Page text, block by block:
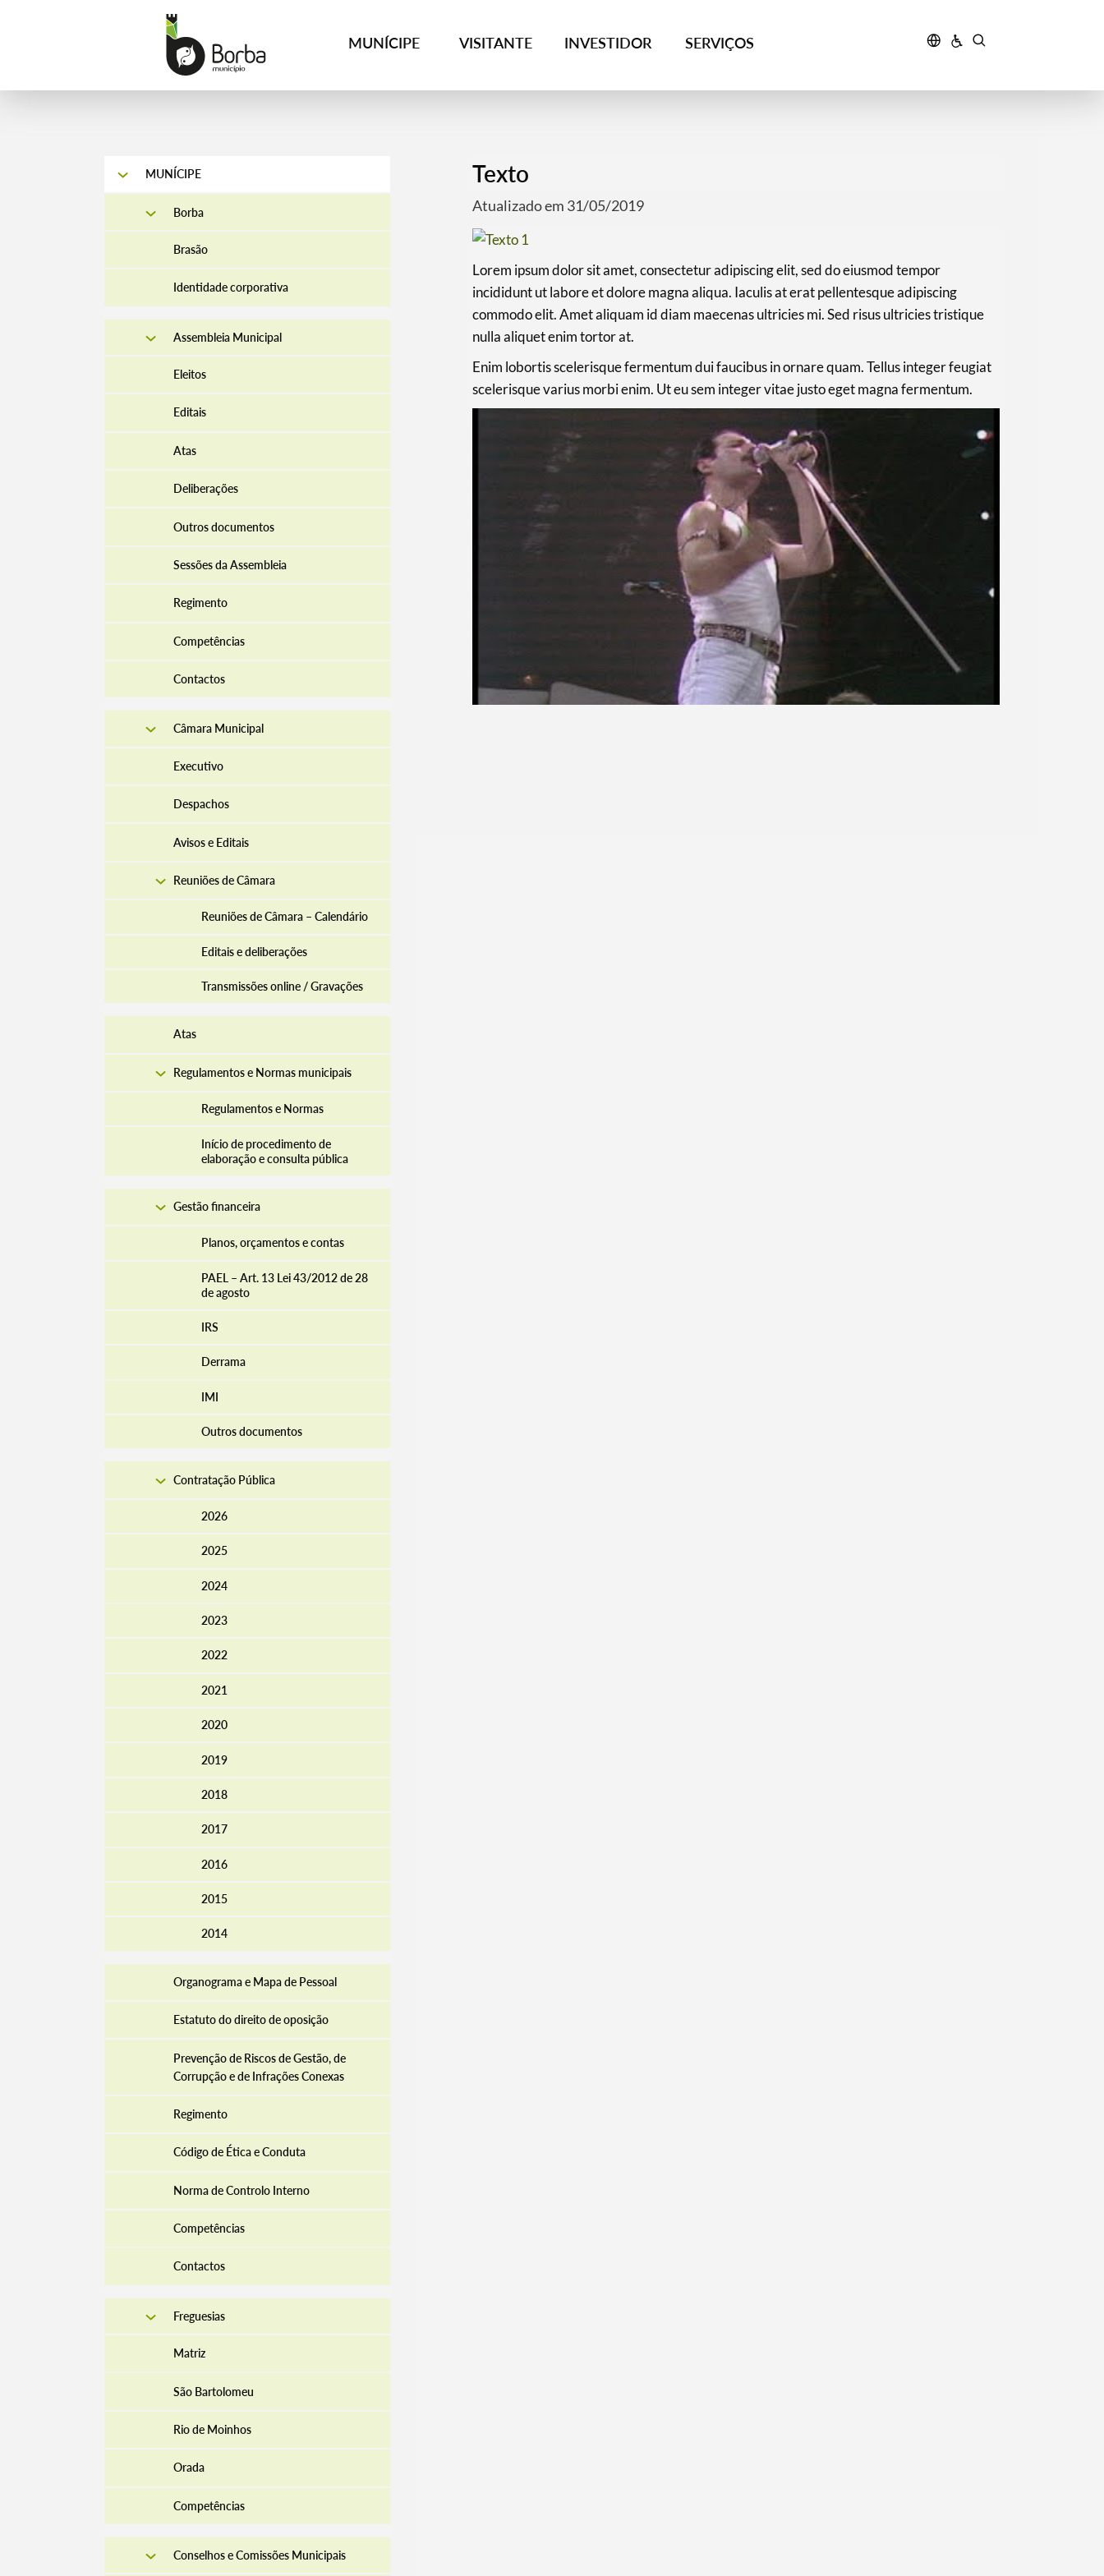
MUNÍCIPE VISITANTE INVESTIDOR SERVIÇOS
Termo de Pesquisa
Categorias gerais
Filtros
MUNÍCIPE
Borba
Brasão
Identidade corporativa
Assembleia Municipal
Eleitos
Editais
Atas
Deliberações
Outros documentos
Sessões da Assembleia
Regimento
Competências
Contactos
Câmara Municipal
Executivo
Despachos
Avisos e Editais
Reuniões de Câmara
Reuniões de Câmara – Calendário
Editais e deliberações
Transmissões online / Gravações
Atas
Regulamentos e Normas municipais
Regulamentos e Normas
Início de procedimento de
elaboração e consulta pública
Gestão financeira
Planos, orçamentos e contas
PAEL – Art. 13 Lei 43/2012 de 28
de agosto
IRS
Derrama
IMI
Outros documentos
Contratação Pública
2026
2025
2024
2023
2022
2021
2020
2019
2018
2017
2016
2015
2014
Organograma e Mapa de Pessoal
Estatuto do direito de oposição
Prevenção de Riscos de Gestão, de
Corrupção e de Infrações Conexas
Regimento
Código de Ética e Conduta
Norma de Controlo Interno
Competências
Contactos
Freguesias
Matriz
São Bartolomeu
Rio de Moinhos
Orada
Competências
Conselhos e Comissões Municipais
Texto
Atualizado em 31/05/2019
Lorem ipsum dolor sit amet, consectetur adipiscing elit, sed do eiusmod tempor
incididunt ut labore et dolore magna aliqua. Iaculis at erat pellentesque adipiscing
commodo elit. Amet aliquam id diam maecenas ultricies mi. Sed risus ultricies tristique
nulla aliquet enim tortor at.
Enim lobortis scelerisque fermentum dui faucibus in ornare quam. Tellus integer feugiat
scelerisque varius morbi enim. Ut eu sem integer vitae justo eget magna fermentum.